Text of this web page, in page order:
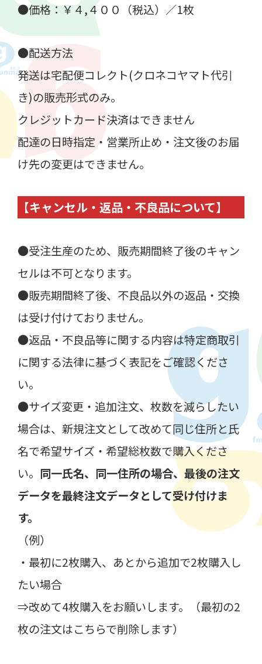
●価格：￥４,４００（税込）／1枚
●配送方法
発送は宅配便コレクト(クロネコヤマト代引
き)の販売形式のみ。
クレジットカード決済はできません
配達の日時指定・営業所止め・注文後のお届
け先の変更はできません。
【キャンセル・返品・不良品について】
●受注生産のため、販売期間終了後のキャン
セルは不可となります。
●販売期間終了後、不良品以外の返品・交換
は受け付けておりません。
●返品・不良品等に関する内容は特定商取引
に関する法律に基づく表記をご確認くださ
い。
●サイズ変更・追加注文、枚数を減らしたい
場合は、新規注文として改めて同じ住所と氏
名で希望サイズ・希望総枚数で購入くださ
い。 同一氏名、同一住所の場合、最後の注文
データを最終注文データとして受け付けま
す。
（例）
・最初に2枚購入、あとから追加で2枚購入し
たい場合
⇒改めて4枚購入をお願いします。（最初の2
枚の注文はこちらで削除します）